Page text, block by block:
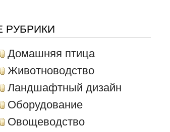
РУБРИКИ
Домашняя птица
Животноводство
Ландшафтный дизайн
Оборудование
Овощеводство